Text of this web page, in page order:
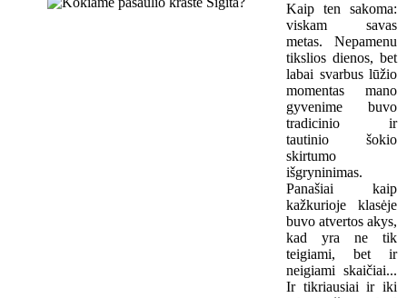
Kaip ten sakoma:
viskam savas
metas. Nepamenu
tikslios dienos, bet
labai svarbus lūžio
momentas mano
gyvenime buvo
tradicinio ir
tautinio šokio
skirtumo
išgryninimas.
Panašiai kaip
kažkurioje klasėje
buvo atvertos akys,
kad yra ne tik
teigiami, bet ir
neigiami skaičiai...
Ir tikriausiai ir iki